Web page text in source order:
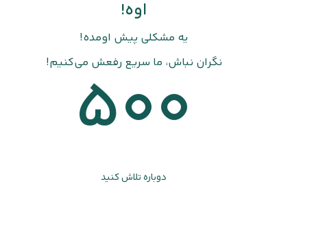
اوه!
یه مشکلی پیش اومده!
نگران نباش، ما سریع رفعش می‌کنیم!
500
دوباره تلاش کنید